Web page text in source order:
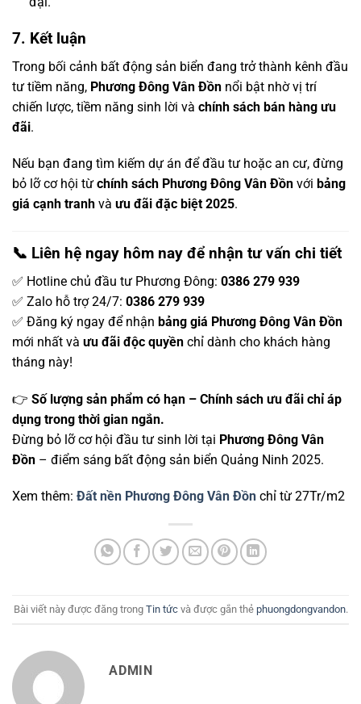
7. Kết luận
Trong bối cảnh bất động sản biển đang trở thành kênh đầu
tư tiềm năng, Phương Đông Vân Đồn nổi bật nhờ vị trí
chiến lược, tiềm năng sinh lời và chính sách bán hàng ưu
đãi.
Nếu bạn đang tìm kiếm dự án để đầu tư hoặc an cư, đừng
bỏ lỡ cơ hội từ chính sách Phương Đông Vân Đồn với bảng
giá cạnh tranh và ưu đãi đặc biệt 2025.
📞 Liên hệ ngay hôm nay để nhận tư vấn chi tiết
✅ Hotline chủ đầu tư Phương Đông: 0386 279 939
✅ Zalo hỗ trợ 24/7: 0386 279 939
✅ Đăng ký ngay để nhận bảng giá Phương Đông Vân Đồn
mới nhất và ưu đãi độc quyền chỉ dành cho khách hàng
tháng này!
👉 Số lượng sản phẩm có hạn – Chính sách ưu đãi chỉ áp
dụng trong thời gian ngắn.
Đừng bỏ lỡ cơ hội đầu tư sinh lời tại Phương Đông Vân
Đồn – điểm sáng bất động sản biển Quảng Ninh 2025.
Xem thêm: Đất nền Phương Đông Vân Đồn chỉ từ 27Tr/m2
Bài viết này được đăng trong Tin tứcvà được gắn thẻ phuongdongvandon.
ADMIN